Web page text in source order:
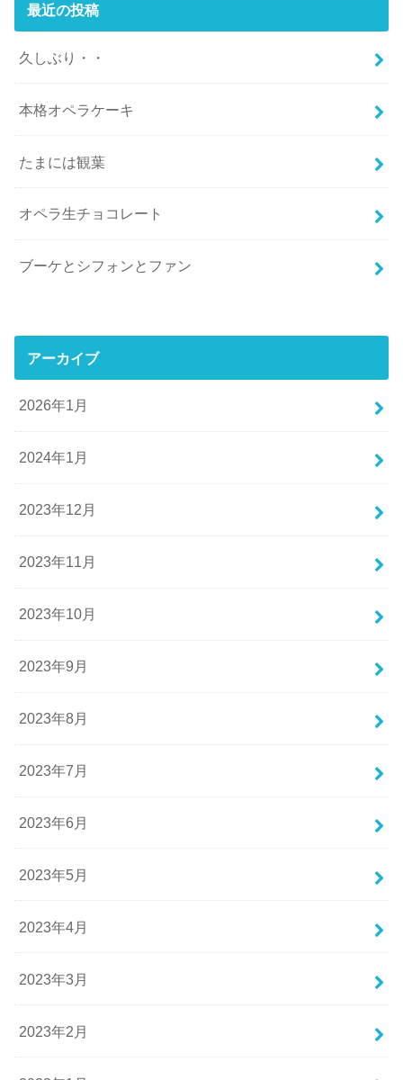
最近の投稿
久しぶり・・
本格オペラケーキ
たまには観葉
オペラ生チョコレート
ブーケとシフォンとファン
アーカイブ
2026年1月
2024年1月
2023年12月
2023年11月
2023年10月
2023年9月
2023年8月
2023年7月
2023年6月
2023年5月
2023年4月
2023年3月
2023年2月